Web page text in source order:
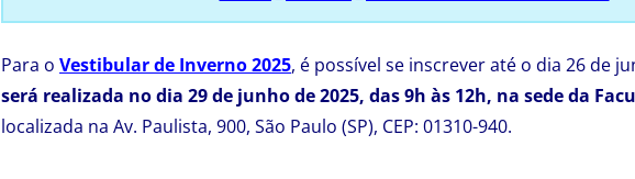
Para o Vestibular de Inverno 2025, é possível se inscrever até o dia 26 de
será realizada no dia 29 de junho de 2025, das 9h às 12h, na sede da
localizada na Av. Paulista, 900, São Paulo (SP), CEP: 01310-940.